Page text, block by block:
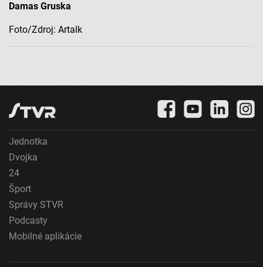
Použiť profily na výber prispôsobeného obsahu
Meranie výkonnosti reklamy
alebo spájania údajov z rôznych zdrojov
Vývoj a zlepšovanie služieb
Použitie obmedzených údajov na výber obsahu
Špeciálne funkcie IAB:
polohe
Identifikácia zariadení na základe aktívne
vyžiadaných informácií
Účely spracovania, ktoré nie sú v kompetencii IAB:
Damas Gruska
Foto/Zdroj: Artalk
Jednotka
Dvojka
24
Šport
Správy STVR
Podcasty
Mobilné aplikácie